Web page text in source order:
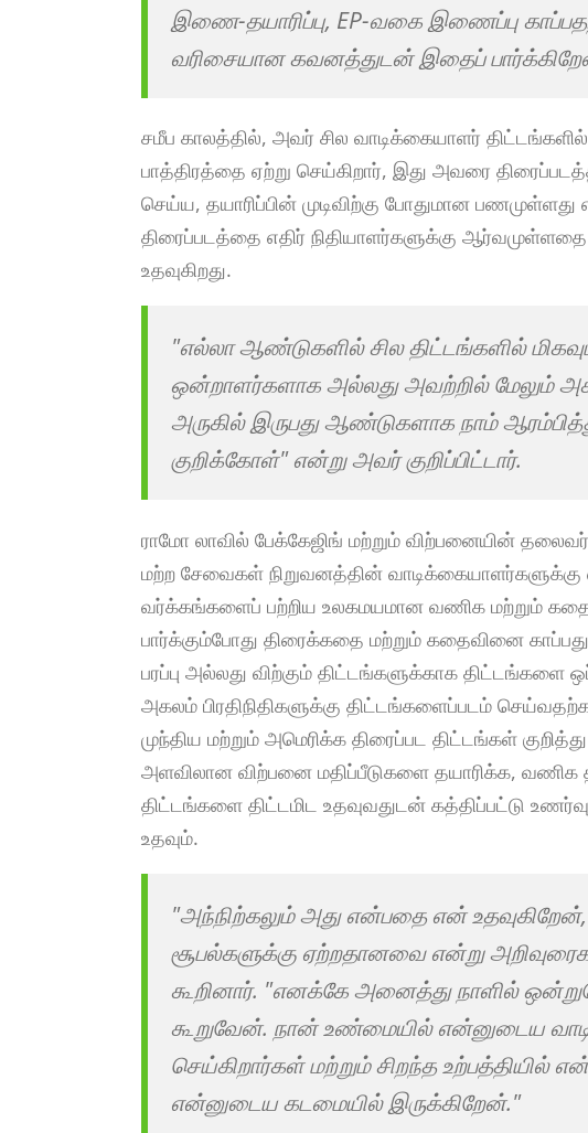
இணை-தயாரிப்பு, EP-வகை இணைப்பு
வரிசையான கவனத்துடன் இதைப்
சமீப காலத்தில், அவர் சில வாடிக்கையாளர் திட்டங்களில்
பாத்திரத்தை ஏற்று செய்கிறார், இது அவரை
செய்ய, தயாரிப்பின் முடிவிற்கு போதுமான
திரைப்படத்தை எதிர் நிதியாளர்களுக்கு
உதவுகிறது.
"எல்லா ஆண்டுகளில் சில திட்டங்களில்
ஒன்றாளர்களாக அல்லது அவற்றில் மேலும்
அருகில் இருபது ஆண்டுகளாக நாம்
குறிக்கோள்" என்று அவர் குறிப்பிட்டார்.
ராமோ லாவில் பேக்கேஜிங் மற்றும் விற்பனையின் தலைவர்
மற்ற சேவைகள் நிறுவனத்தின்
வர்க்கங்களைப் பற்றிய உலகமயமான வணிக மற்றும்
பார்க்கும்போது திரைக்கதை மற்றும் கதைவினை
பரப்பு அல்லது விற்கும் திட்டங்களுக்காக திட்டங்களை
அகலம் பிரதிநிதிகளுக்கு திட்டங்களைப்படம்
முந்திய மற்றும் அமெரிக்க திரைப்பட திட்டங்கள்
அளவிலான விற்பனை மதிப்பீடுகளை தயாரிக்க, வணிக
திட்டங்களை திட்டமிட உதவுவதுடன் கத்திப்பட்டு
உதவும்.
"அந்நிற்கலும் அது என்பதை என்
சூபல்களுக்கு ஏற்றதானவை என்று
கூறினார். "எனக்கே அனைத்து நாளில்
கூறுவேன். நான் உண்மையில் என்னுடைய
செய்கிறார்கள் மற்றும் சிறந்த உற்பத்தியில்
என்னுடைய கடமையில் இருக்கிறேன்."